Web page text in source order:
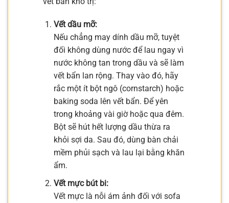
Vết dầu mỡ:
Nếu chẳng may dính dầu mỡ, tuyệt
đối không dùng nước để lau ngay vì
nước không tan trong dầu và sẽ làm
vết bẩn lan rộng. Thay vào đó, hãy
rắc một ít bột ngô (cornstarch) hoặc
baking soda lên vết bẩn. Để yên
trong khoảng vài giờ hoặc qua đêm.
Bột sẽ hút hết lượng dầu thừa ra
khỏi sợi da. Sau đó, dùng bàn chải
mềm phủi sạch và lau lại bằng khăn
ẩm.
Vết mực bút bi:
Vết mực là nỗi ám ảnh đối với sofa